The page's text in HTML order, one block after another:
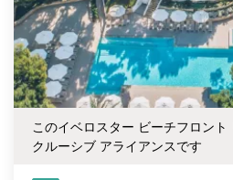
このイベロスター ビーチフロント
クルーシブ アライアンスです